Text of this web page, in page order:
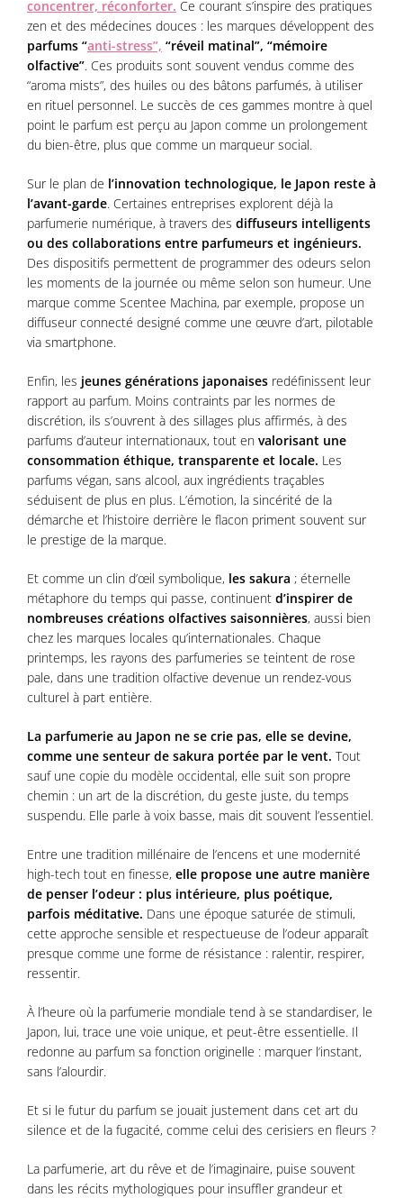
concentrer, réconforter. Ce courant s’inspire des pratiques
zen et des médecines douces : les marques développent des
parfums “anti-stress”, “réveil matinal”, “mémoire
olfactive”. Ces produits sont souvent vendus comme des
“aroma mists”, des huiles ou des bâtons parfumés, à utiliser
en rituel personnel. Le succès de ces gammes montre à quel
point le parfum est perçu au Japon comme un prolongement
du bien-être, plus que comme un marqueur social.
Sur le plan de l’innovation technologique, le Japon reste à
l’avant-garde. Certaines entreprises explorent déjà la
parfumerie numérique, à travers des diffuseurs intelligents
ou des collaborations entre parfumeurs et ingénieurs.
Des dispositifs permettent de programmer des odeurs selon
les moments de la journée ou même selon son humeur. Une
marque comme Scentee Machina, par exemple, propose un
diffuseur connecté designé comme une œuvre d’art, pilotable
via smartphone.
Enfin, les jeunes générations japonaises redéfinissent leur
rapport au parfum. Moins contraints par les normes de
discrétion, ils s’ouvrent à des sillages plus affirmés, à des
parfums d’auteur internationaux, tout en valorisant une
consommation éthique, transparente et locale. Les
parfums végan, sans alcool, aux ingrédients traçables
séduisent de plus en plus. L’émotion, la sincérité de la
démarche et l’histoire derrière le flacon priment souvent sur
le prestige de la marque.
Et comme un clin d’œil symbolique, les sakura ; éternelle
métaphore du temps qui passe, continuent d’inspirer de
nombreuses créations olfactives saisonnières, aussi bien
chez les marques locales qu’internationales. Chaque
printemps, les rayons des parfumeries se teintent de rose
pale, dans une tradition olfactive devenue un rendez-vous
culturel à part entière.
La parfumerie au Japon ne se crie pas, elle se devine,
comme une senteur de sakura portée par le vent. Tout
sauf une copie du modèle occidental, elle suit son propre
chemin : un art de la discrétion, du geste juste, du temps
suspendu. Elle parle à voix basse, mais dit souvent l’essentiel.
Entre une tradition millénaire de l’encens et une modernité
high-tech tout en finesse, elle propose une autre manière
de penser l’odeur : plus intérieure, plus poétique,
parfois méditative. Dans une époque saturée de stimuli,
cette approche sensible et respectueuse de l’odeur apparaît
presque comme une forme de résistance : ralentir, respirer,
ressentir.
À l’heure où la parfumerie mondiale tend à se standardiser, le
Japon, lui, trace une voie unique, et peut-être essentielle. Il
redonne au parfum sa fonction originelle : marquer l’instant,
sans l’alourdir.
Et si le futur du parfum se jouait justement dans cet art du
silence et de la fugacité, comme celui des cerisiers en fleurs ?
La parfumerie, art du rêve et de l’imaginaire, puise souvent
dans les récits mythologiques pour insuffler grandeur et